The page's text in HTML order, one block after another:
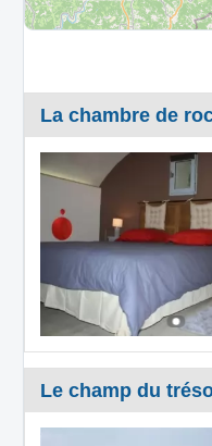
La chambre de
Le champ du